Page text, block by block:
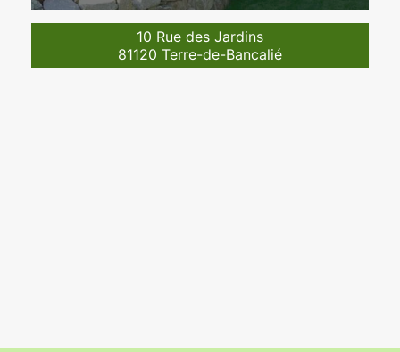
10 Rue des Jardins
81120 Terre-de-Bancalié